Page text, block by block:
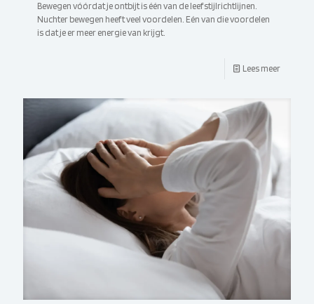
Bewegen vóórdat je ontbijt is één van de leefstijlrichtlijnen.
Nuchter bewegen heeft veel voordelen. Eén van die voordelen
is dat je er meer energie van krijgt.
Lees meer